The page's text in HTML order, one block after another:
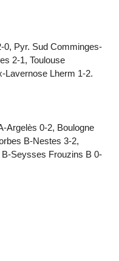
0, Pyr. Sud Comminges-
2-1, Toulouse
Lavernose Lherm 1-2.
Argelès 0-2, Boulogne
B-Nestes 3-2,
Seysses Frouzins B 0-